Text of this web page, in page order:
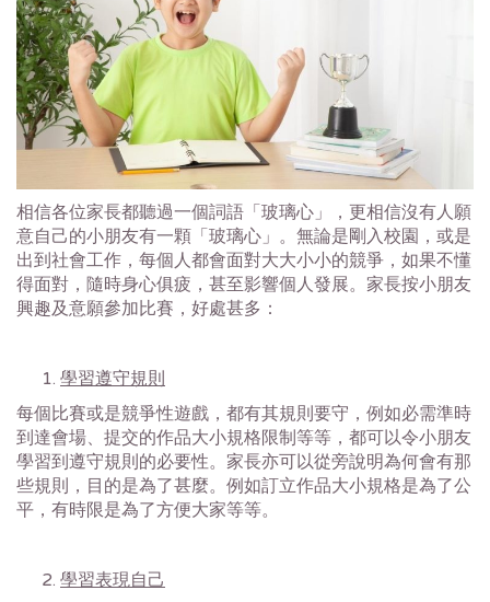
相信各位家長都聽過一個詞語「玻璃心」，更相信沒有人願
意自己的小朋友有一顆「玻璃心」。無論是剛入校園，或是
出到社會工作，每個人都會面對大大小小的競爭，如果不懂
得面對，隨時身心俱疲，甚至影響個人發展。家長按小朋友
興趣及意願參加比賽，好處甚多：
學習遵守規則
每個比賽或是競爭性遊戲，都有其規則要守，例如必需準時
到達會場、提交的作品大小規格限制等等，都可以令小朋友
學習到遵守規則的必要性。家長亦可以從旁說明為何會有那
些規則，目的是為了甚麼。例如訂立作品大小規格是為了公
平，有時限是為了方便大家等等。
學習表現自己